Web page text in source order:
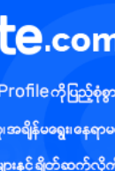
န့်ဖြူးပေးနေသော ကု
ျားကို အသုံးပြုသူမျာ
Import, Export နှ
ာင့် ဆေးဝါးမျိုးစုံကို
ေးလျက်ရှိပြီး လုပ်ငန်
က်ရရှိနေပါသည်။